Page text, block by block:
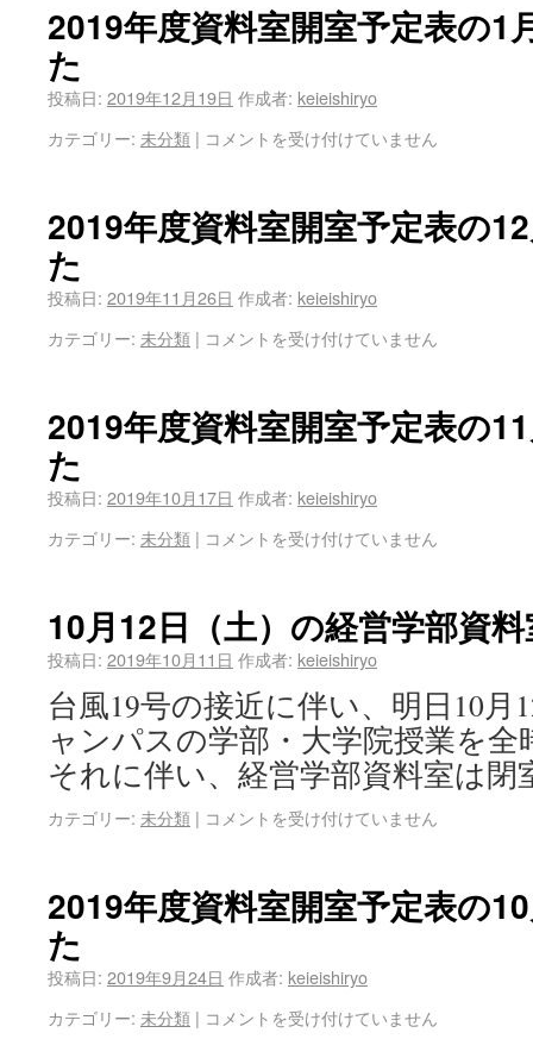
2019年度資料室開室予定表の1
た
投稿日: 2019年12月19日 作成者: keieishiryo
カテゴリー: 未分類 | コメントを受け付けていません
2019年度資料室開室予定表の
た
投稿日: 2019年11月26日 作成者: keieishiryo
カテゴリー: 未分類 | コメントを受け付けていません
2019年度資料室開室予定表の
た
投稿日: 2019年10月17日 作成者: keieishiryo
カテゴリー: 未分類 | コメントを受け付けていません
10月12日（土）の経営学部資
投稿日: 2019年10月11日 作成者: keieishiryo
台風19号の接近に伴い、明日10月
ャンパスの学部・大学院授業を
それに伴い、経営学部資料室は
カテゴリー: 未分類 | コメントを受け付けていません
2019年度資料室開室予定表の
た
投稿日: 2019年9月24日 作成者: keieishiryo
カテゴリー: 未分類 | コメントを受け付けていません